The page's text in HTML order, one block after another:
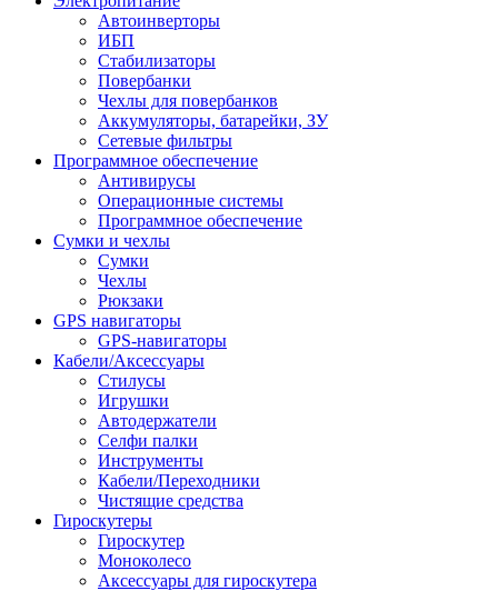
Автоинверторы
ИБП
Стабилизаторы
Повербанки
Чехлы для повербанков
Аккумуляторы, батарейки, ЗУ
Сетевые фильтры
Программное обеспечение
Антивирусы
Операционные системы
Программное обеспечение
Сумки и чехлы
Сумки
Чехлы
Рюкзаки
GPS навигаторы
GPS-навигаторы
Кабели/Аксессуары
Стилусы
Игрушки
Автодержатели
Селфи палки
Инструменты
Кабели/Переходники
Чистящие средства
Гироскутеры
Гироскутер
Моноколесо
Аксессуары для гироскутера